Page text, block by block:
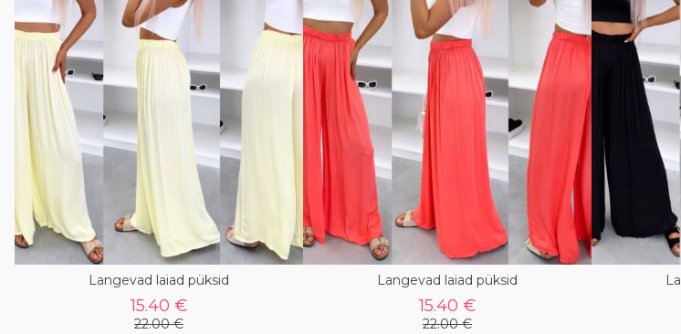
Langevad laiad püksid
15.40 €
22.00 €
Langevad laiad püksid
15.40 €
22.00 €